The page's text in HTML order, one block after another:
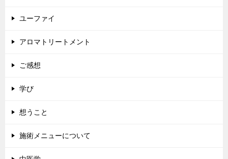
ユーファイ
アロマトリートメント
ご感想
学び
想うこと
施術メニューについて